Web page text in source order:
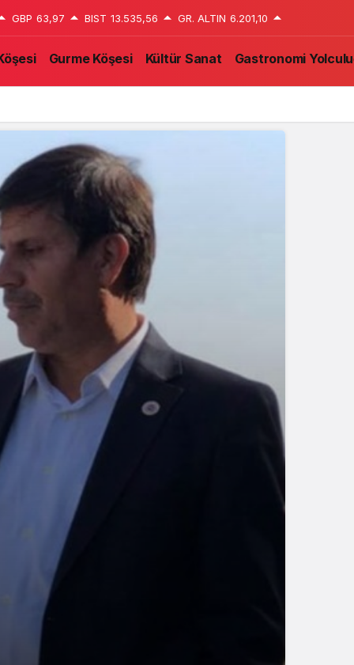
GBP 63,97 BIST 13.535,56 GR. ALTIN 6.201,10
Gurme Köşesi Kültür Sanat Gastronomi